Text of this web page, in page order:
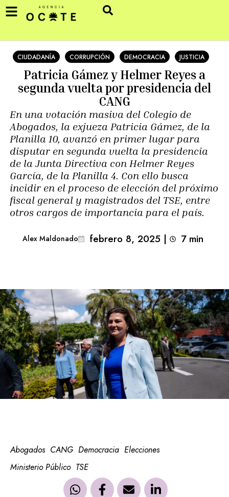
CIUDADANÍA CORRUPCIÓN DEMOCRACIA JUSTICIA
Patricia Gámez y Helmer Reyes a
segunda vuelta por presidencia del
CANG
En una votación masiva del Colegio de
Abogados, la exjueza Patricia Gámez, de la
Planilla 10, avanzó en primer lugar para
disputar en segunda vuelta la presidencia
de la Junta Directiva con Helmer Reyes
García, de la Planilla 4. Con ello busca
incidir en el proceso de elección del próximo
fiscal general y magistrados del TSE, entre
otros cargos de importancia para el país.
Alex Maldonado febrero 8, 2025 | 7 min
Abogados CANG Democracia Elecciones
Ministerio Público TSE